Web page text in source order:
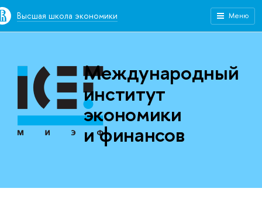
Высшая школа экономики Меню
Международный
институт
экономики
и финансов